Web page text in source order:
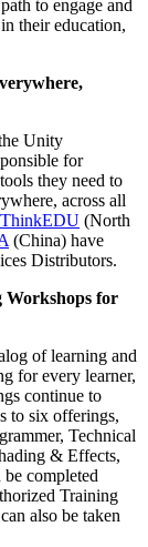
to engage and
their education,
Unity
for
they need to
across all
ThinkEDU (North
(China) have
Distributors.
Workshops for
of learning and
for every learner,
continue to
to six offerings,
Technical
& Effects,
completed
Training
also be taken